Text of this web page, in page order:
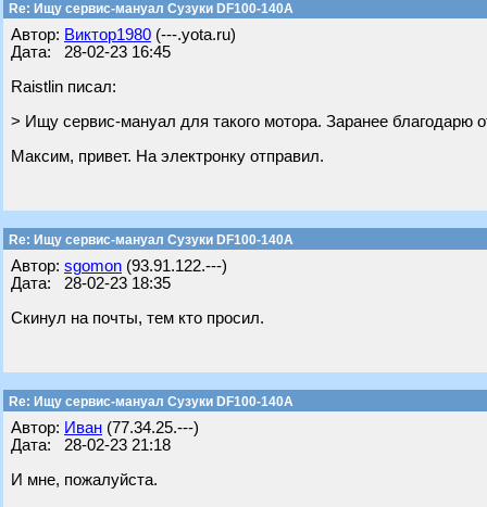
Re: Ищу сервис-мануал Сузуки DF100-140A
Автор: Виктор1980 (---.yota.ru)
Дата: 28-02-23 16:45
Raistlin писал:
> Ищу сервис-мануал для такого мотора. Заранее благодарю
Максим, привет. На электронку отправил.
Re: Ищу сервис-мануал Сузуки DF100-140A
Автор: sgomon (93.91.122.---)
Дата: 28-02-23 18:35
Скинул на почты, тем кто просил.
Re: Ищу сервис-мануал Сузуки DF100-140A
Автор: Иван (77.34.25.---)
Дата: 28-02-23 21:18
И мне, пожалуйста.